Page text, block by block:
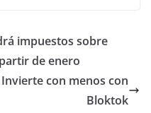
impuestos sobre
de enero
con menos con
Bloktok